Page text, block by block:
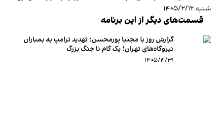
شنبه ۱۴۰۵/۲/۱۲
قسمت‌های دیگر از این برنامه
گزارش روز با مجتبا پورمحسن: تهدید ترامپ به بمباران
نیروگاه‌های تهران؛ یک گام تا جنگ بزرگ
۱۴۰۵/۴/۳۱